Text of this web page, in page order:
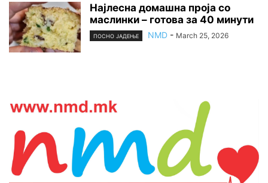
Најлесна домашна проја со
маслинки – готова за 40 минути
ПОСНО ЈАДЕЊЕ NMD - March 25, 2026